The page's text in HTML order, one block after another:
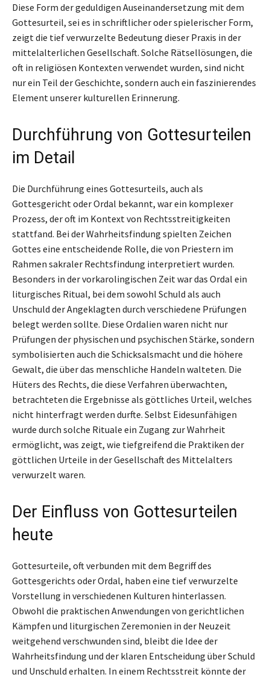
Diese Form der geduldigen Auseinandersetzung mit dem
Gottesurteil, sei es in schriftlicher oder spielerischer Form,
zeigt die tief verwurzelte Bedeutung dieser Praxis in der
mittelalterlichen Gesellschaft. Solche Rätsellösungen, die
oft in religiösen Kontexten verwendet wurden, sind nicht
nur ein Teil der Geschichte, sondern auch ein faszinierendes
Element unserer kulturellen Erinnerung.
Durchführung von Gottesurteilen
im Detail
Die Durchführung eines Gottesurteils, auch als
Gottesgericht oder Ordal bekannt, war ein komplexer
Prozess, der oft im Kontext von Rechtsstreitigkeiten
stattfand. Bei der Wahrheitsfindung spielten Zeichen
Gottes eine entscheidende Rolle, die von Priestern im
Rahmen sakraler Rechtsfindung interpretiert wurden.
Besonders in der vorkarolingischen Zeit war das Ordal ein
liturgisches Ritual, bei dem sowohl Schuld als auch
Unschuld der Angeklagten durch verschiedene Prüfungen
belegt werden sollte. Diese Ordalien waren nicht nur
Prüfungen der physischen und psychischen Stärke, sondern
symbolisierten auch die Schicksalsmacht und die höhere
Gewalt, die über das menschliche Handeln walteten. Die
Hüters des Rechts, die diese Verfahren überwachten,
betrachteten die Ergebnisse als göttliches Urteil, welches
nicht hinterfragt werden durfte. Selbst Eidesunfähigen
wurde durch solche Rituale ein Zugang zur Wahrheit
ermöglicht, was zeigt, wie tiefgreifend die Praktiken der
göttlichen Urteile in der Gesellschaft des Mittelalters
verwurzelt waren.
Der Einfluss von Gottesurteilen
heute
Gottesurteile, oft verbunden mit dem Begriff des
Gottesgerichts oder Ordal, haben eine tief verwurzelte
Vorstellung in verschiedenen Kulturen hinterlassen.
Obwohl die praktischen Anwendungen von gerichtlichen
Kämpfen und liturgischen Zeremonien in der Neuzeit
weitgehend verschwunden sind, bleibt die Idee der
Wahrheitsfindung und der klaren Entscheidung über Schuld
und Unschuld erhalten. In einem Rechtsstreit könnte der